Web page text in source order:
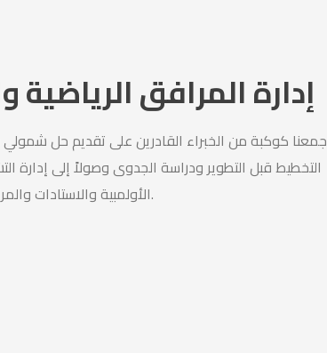
إدارة المرافق الرياضية
جمعنا كوكبة من الخبراء القادرين على تقديم حل
التخطيط قبل التطوير ودراسة الجدوى وصولاً إلى إدارة
الأولمبية والاستادات والمرافق الرياضية المحلية.